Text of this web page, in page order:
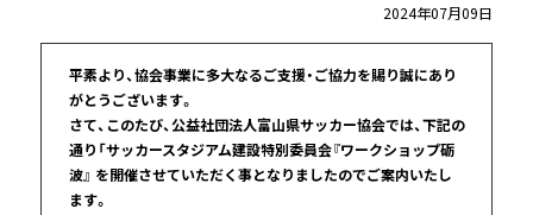
2024年07月09日
平素より、協会事業に多大なるご支援・ご協力を賜り誠にあり
がとうございます。
さて、このたび、公益社団法人富山県サッカー協会では、下記の
通り「サッカースタジアム建設特別委員会『ワークショップ砺
波』 を開催させていただく事となりましたのでご案内いたし
ます。